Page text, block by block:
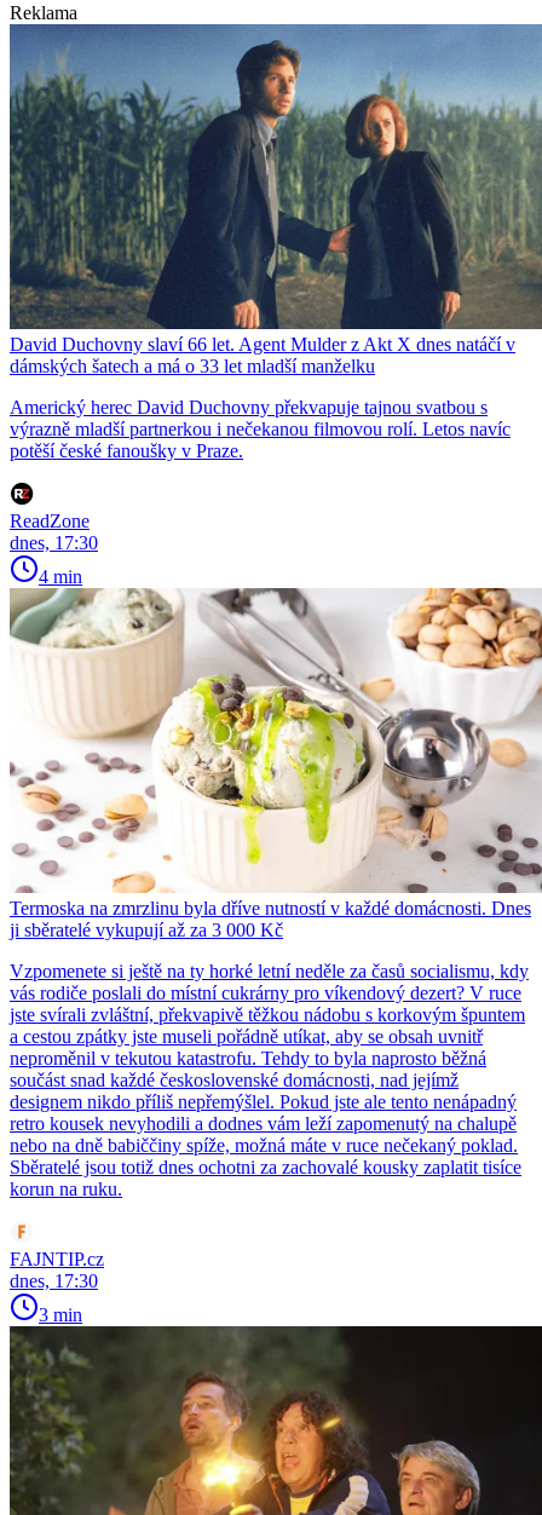
Reklama
David Duchovny slaví 66 let. Agent Mulder z Akt X dnes natáčí v
dámských šatech a má o 33 let mladší manželku
Americký herec David Duchovny překvapuje tajnou svatbou s
výrazně mladší partnerkou i nečekanou filmovou rolí. Letos navíc
potěší české fanoušky v Praze.
ReadZone
dnes, 17:30
4 min
Termoska na zmrzlinu byla dříve nutností v každé domácnosti. Dnes
ji sběratelé vykupují až za 3 000 Kč
Vzpomenete si ještě na ty horké letní neděle za časů socialismu, kdy
vás rodiče poslali do místní cukrárny pro víkendový dezert? V ruce
jste svírali zvláštní, překvapivě těžkou nádobu s korkovým špuntem
a cestou zpátky jste museli pořádně utíkat, aby se obsah uvnitř
neproměnil v tekutou katastrofu. Tehdy to byla naprosto běžná
součást snad každé československé domácnosti, nad jejímž
designem nikdo příliš nepřemýšlel. Pokud jste ale tento nenápadný
retro kousek nevyhodili a dodnes vám leží zapomenutý na chalupě
nebo na dně babiččiny spíže, možná máte v ruce nečekaný poklad.
Sběratelé jsou totiž dnes ochotni za zachovalé kousky zaplatit tisíce
korun na ruku.
FAJNTIP.cz
dnes, 17:30
3 min